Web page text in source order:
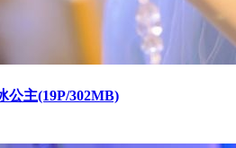
公主(19P/302MB)